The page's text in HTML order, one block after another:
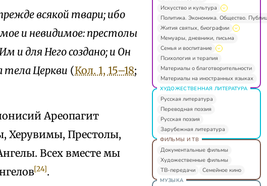
всякой твари; ибо
и невидимое: престолы
и для Него создано; и Он
тела Церкви (Кол. 1, 15–18;
Ареопагит
Херувимы, Престолы,
Всех вместе мы
[24].
Искусство и культура
Политика. Экономика. Общество.
Жития святых, биографии
Мемуары, дневники, письма
Семья и воспитание
Психология и терапия
Материалы о благотворительности
Материалы на иностранных языках
ХУДОЖЕСТВЕННАЯ ЛИТЕРАТУРА
Русская литература
Переводная поэзия
Русская поэзия
Зарубежная литература
ФИЛЬМЫ И ТВ
Документальные фильмы
Художественные фильмы
ТВ-передачи
Семейное кино
МУЗЫКА